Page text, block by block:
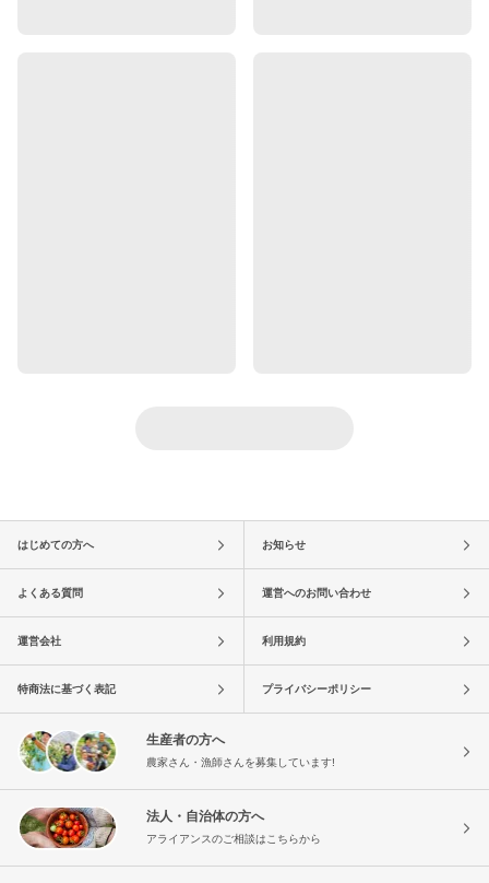
はじめての方へ お知らせ
よくある質問 運営へのお問い合わせ
運営会社 利用規約
特商法に基づく表記 プライバシーポリシー
生産者の方へ
農家さん・漁師さんを募集しています!
法人・自治体の方へ
アライアンスのご相談はこちらから